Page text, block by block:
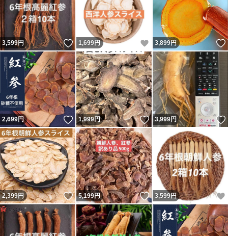
3,599円 いいね！
1,699円 いいね！
3,899円
2,699円 いいね！
1,999円 いいね！
3,999円
2,399円 いいね！
5,199円 いいね！
3,599円